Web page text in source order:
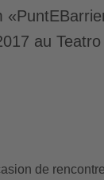
au
de